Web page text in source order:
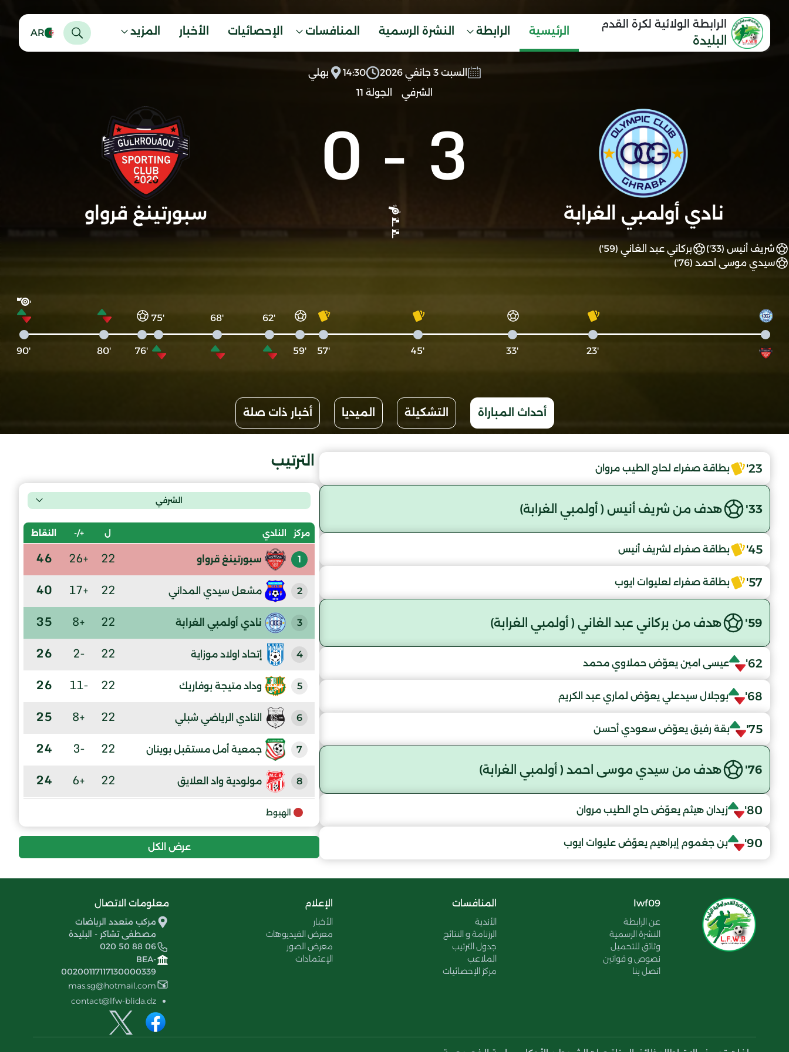
الرابطة الولائية لكرة القدم
البليدة
الرئيسية الرابطة النشرة الرسمية المنافسات الإحصائيات الأخبار المزيد AR
السبت 3 جانفي 2026 14:30
بهلي
الشرفي
الجولة 11
نادي أولمبي الغرابة
3
-
0
سبورتينغ قرواو
شريف أنيس (33')
بركاني عبد الغاني (59')
سيدي موسى احمد (76')
'23
'33
'45
'57
'59
'62
'68
'75
'76
'80
'90
أحداث المباراة التشكيلة الميديا أخبار ذات صلة
23' بطاقة صفراء لحاج الطيب مروان
33' هدف من شريف أنيس ( أولمبي الغرابة)
45' بطاقة صفراء لشريف أنيس
57' بطاقة صفراء لعليوات ايوب
59' هدف من بركاني عبد الغاني ( أولمبي الغرابة)
62' عيسى امين يعوّض حملاوي محمد
68' بوجلال سيدعلي يعوّض لماري عبد الكريم
75' بقة رفيق يعوّض سعودي أحسن
76' هدف من سيدي موسى احمد ( أولمبي الغرابة)
80' زيدان هيثم يعوّض حاج الطيب مروان
90' بن جغموم إبراهيم يعوّض عليوات ايوب
الترتيب
الشرفي
مركز النادي ل +/- النقاط
1 سبورتينغ قرواو 22
+26
46
2 مشعل سيدي المداني 22
+17
40
3 نادي أولمبي الغرابة 22
+8
35
4 إتحاد اولاد موزاية 22
-2
26
5 وداد متيجة بوفاريك 22
-11
26
6 النادي الرياضي شبلي 22
+8
25
7 جمعية أمل مستقبل بوينان 22
-3
24
8 مولودية واد العلايق 22
+6
24
9
11 مولودية حي الجليد 22
-15
21
22
الهبوط
عرض الكل
lwf09
عن الرابطة
النشرة الرسمية
وثائق للتحميل
نصوص و قوانين
اتصل بنا
المنافسات
الأندية
الرزنامة و النتائج
جدول الترتيب
الملاعب
مركز الإحصائيات
الإعلام
الأخبار
معرض الفيديوهات
معرض الصور
الإعتمادات
معلومات الاتصال
مركب متعدد الرياضات
مصطفى تشاكر - البليدة
020 50 88 06
BEA-
00200117117130000339
mas.sg@hotmail.com
contact@lfw-blida.dz